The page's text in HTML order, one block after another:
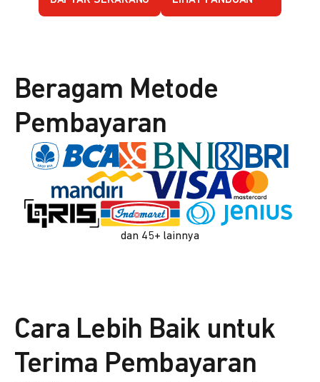
Beragam Metode
Pembayaran
dan 45+ lainnya
Cara Lebih Baik untuk
Terima Pembayaran